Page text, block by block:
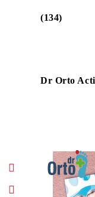
(134)
Dr Orto